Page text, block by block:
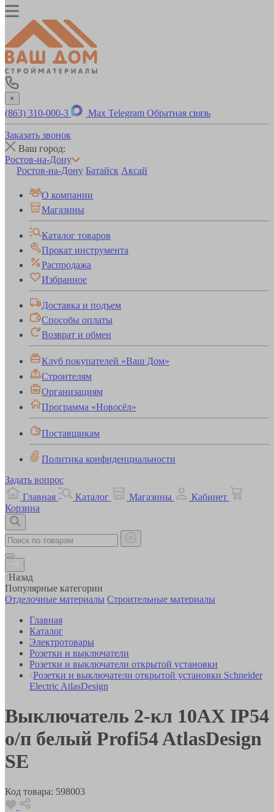
×
(863) 310-000-3 Max Telegram Обратная связь
Заказать звонок
Ваш город:
Ростов-на-Дону
Ростов-на-Дону Батайск Аксай
О компании
Магазины
Каталог товаров
Прокат инструмента
Распродажа
Избранное
Доставка и подъем
Способы оплаты
Возврат и обмен
Клуб покупателей «Ваш Дом»
Строителям
Организациям
Программа «Новосёл»
Поставщикам
Политика конфиденциальности
Задать вопрос
Главная
Каталог Магазины
Кабинет
Корзина
Назад
Популярные категории
Отделочные материалы Строительные материалы
Главная
Каталог
Электротовары
Розетки и выключатели
Розетки и выключатели открытой установки
Розетки и выключатели открытой установки Schneider
Electric AtlasDesign
Выключатель 2-кл 10АХ IP54
о/п белый Profi54 AtlasDesign
SE
Код товара: 598003